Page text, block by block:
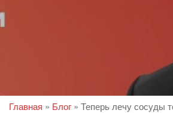
Главная » Блог » Теперь лечу сосуды